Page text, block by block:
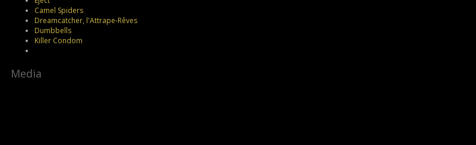
Camel Spiders
Dreamcatcher, l'Attrape-Rêves
Dumbbells
Killer Condom
Media